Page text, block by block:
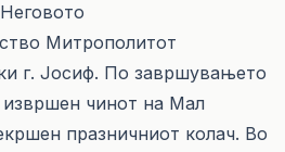
Митрополитот
г. Јосиф. По завршувањето
извршен чинот на Мал
празничниот колач. Во